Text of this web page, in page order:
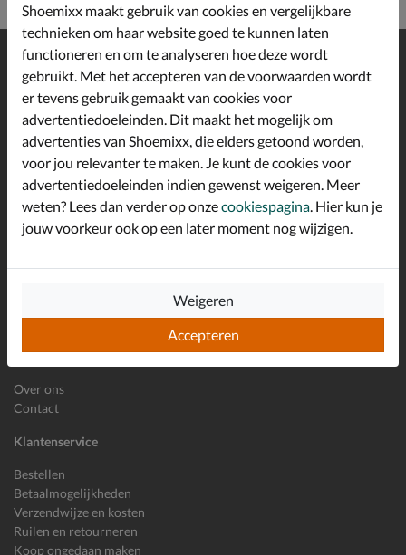
Gratisverzending en retour*
Achteraf betalen
Shoemixx
Over ons
Contact
Klantenservice
Bestellen
Betaalmogelijkheden
Verzendwijze en kosten
Ruilen en retourneren
Koop ongedaan maken
Altijd op de hoogte zijn?
Schrijf je in voor de Shoemixx nieuwsbrief en ontvang €10,-
welkomstkorting!
E-mailadres
Shoemixx maakt gebruik van cookies en vergelijkbare
technieken om haar website goed te kunnen laten
functioneren en om te analyseren hoe deze wordt
gebruikt. Met het accepteren van de voorwaarden wordt
er tevens gebruik gemaakt van cookies voor
advertentiedoeleinden. Dit maakt het mogelijk om
advertenties van Shoemixx, die elders getoond worden,
voor jou relevanter te maken. Je kunt de cookies voor
advertentiedoeleinden indien gewenst weigeren. Meer
weten? Lees dan verder op onzecookiespagina . Hier kun je
jouw voorkeur ook op een later moment nog wijzigen.
Accepteren
Weigeren